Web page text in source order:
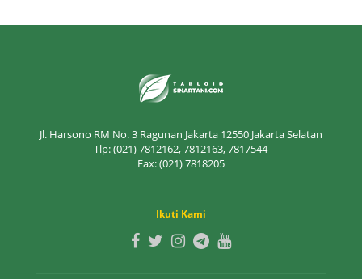
Jl. Harsono RM No. 3 Ragunan Jakarta 12550 Jakarta Selatan
Tlp: (021) 7812162, 7812163, 7817544
Fax: (021) 7818205
Ikuti Kami